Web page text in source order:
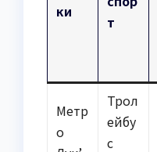
ки
т
Метр
о
Трол
ейбу
с